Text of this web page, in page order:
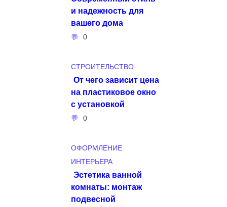
и надежность для
вашего дома
0
СТРОИТЕЛЬСТВО
От чего зависит цена
на пластиковое окно
с установкой
0
ОФОРМЛЕНИЕ
ИНТЕРЬЕРА
Эстетика ванной
комнаты: монтаж
подвесной